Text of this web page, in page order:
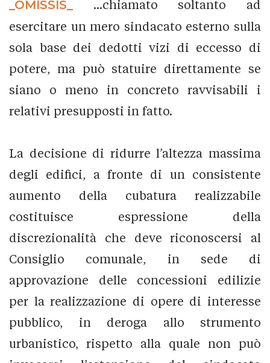
_OMISSIS_
...chiamato soltanto ad
esercitare un mero sindacato esterno sulla
sola base dei dedotti vizi di eccesso di
potere, ma può statuire direttamente se
siano o meno in concreto ravvisabili i
relativi presupposti in fatto.
La decisione di ridurre l’altezza massima
degli edifici, a fronte di un consistente
aumento della cubatura realizzabile
costituisce espressione della
discrezionalità che deve riconoscersi al
Consiglio comunale, in sede di
approvazione delle concessioni edilizie
per la realizzazione di opere di interesse
pubblico, in deroga allo strumento
urbanistico, rispetto alla quale non può